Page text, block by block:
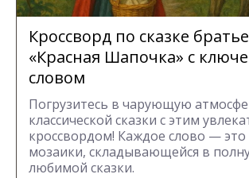
Кроссворд по сказке
«Красная Шапочка» с
словом
Погрузитесь в чарующую
классической сказки с этим
кроссвордом! Каждое слово — это
мозаики, складывающейся в
любимой сказки.